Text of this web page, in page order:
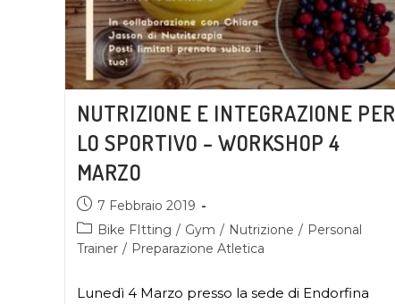
NUTRIZIONE E INTEGRAZIONE PER
LO SPORTIVO – WORKSHOP 4
MARZO
7 Febbraio 2019
Bike FItting / Gym / Nutrizione / Personal
Trainer / Preparazione Atletica
Lunedì 4 Marzo presso la sede di Endorfina